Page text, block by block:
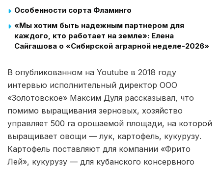
Особенности сорта Фламинго
«Мы хотим быть надежным партнером для
каждого, кто работает на земле»: Елена
Сайгашова о «Сибирской аграрной неделе-2026»
В опубликованном на Youtube в 2018 году
интервью исполнительный директор ООО
«Золотовское» Максим Дуля рассказывал, что
помимо выращивания зерновых, хозяйство
управляет 500 га орошаемой площади, на которой
выращивает овощи — лук, картофель, кукурузу.
Картофель поставляют для компании «Фрито
Лей», кукурузу — для кубанского консервного